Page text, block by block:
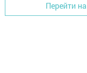
Перейти